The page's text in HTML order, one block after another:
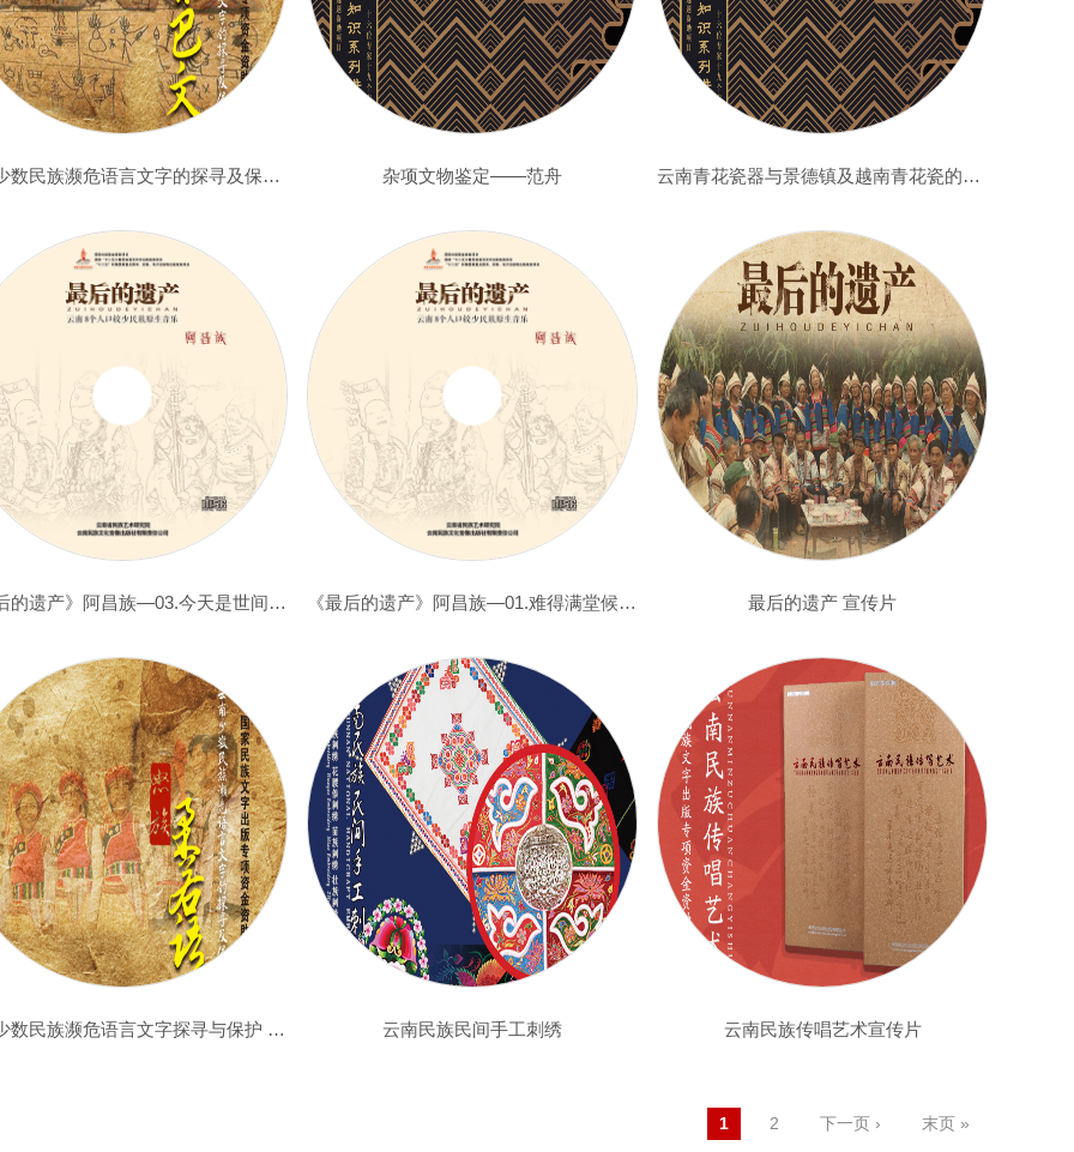
云南少数民族濒危语言文字的探寻及保护—纳西族东巴文 杂项文物鉴定——范舟 云南青花瓷器与景德镇及越南青花瓷的起源及比较——王昆
《最后的遗产》阿昌族—03.今天是世间的好日子 《最后的遗产》阿昌族—01.难得满堂候承我 最后的遗产 宣传片
云南少数民族濒危语言文字探寻与保护 宣传片 云南民族民间手工刺绣 云南民族传唱艺术宣传片
1 2 下一页 › 末页 »